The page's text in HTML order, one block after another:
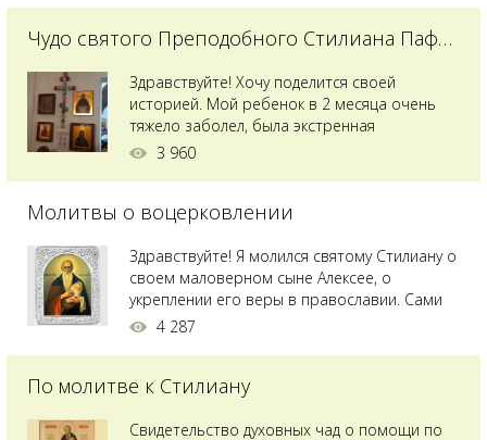
Чудо святого Преподобного Стилиана Пафлагонского
Здравствуйте! Хочу поделится своей
историей. Мой ребенок в 2 месяца очень
тяжело заболел, была экстренная
сложнейшая операция, состояние после
святого Владимира я увидела незнакомую
позже прочитав про него, узнала про
Преподобного...
3 960
Молитвы о воцерковлении
Здравствуйте! Я молился святому Стилиану о
своем маловерном сыне Алексее, о
укреплении его веры в православии. Сами
мы с супругой воцерковлены. Через год
вершину. Приложились к множеству святынь
4 287
По молитве к Стилиану
Свидетельство духовных чад о помощи по